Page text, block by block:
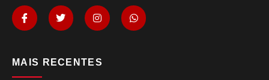
MAIS RECENTES